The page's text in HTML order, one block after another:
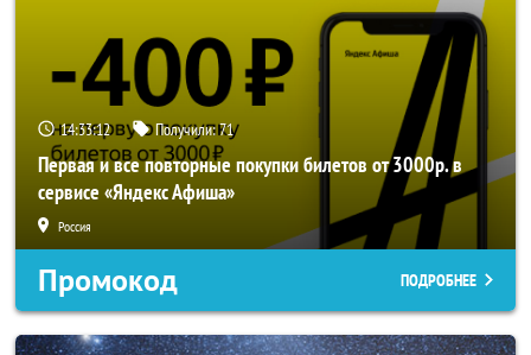
14:33:10 Получили:71
Первая и все повторные покупки билетов от 3000р. в
сервисе «Яндекс Афиша»
Россия
Промокод ПОДРОБНЕЕ